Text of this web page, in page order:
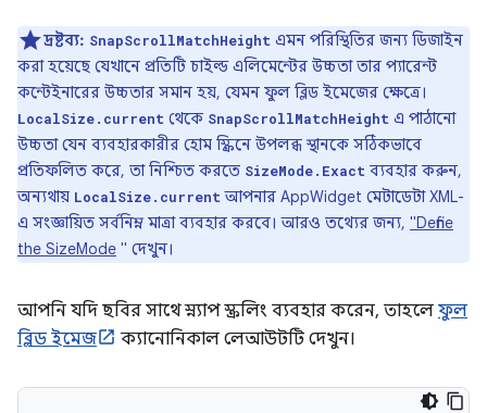
দ্রষ্টব্য: SnapScrollMatchHeight এমন পরিস্থিতির জন্য ডিজাইন
করা হয়েছে যেখানে প্রতিটি চাইল্ড এলিমেন্টের উচ্চতা তার প্যারেন্ট
কন্টেইনারের উচ্চতার সমান হয়, যেমন ফুল ব্লিড ইমেজের ক্ষেত্রে।
LocalSize.current থেকে SnapScrollMatchHeight এ পাঠানো
উচ্চতা যেন ব্যবহারকারীর হোম স্ক্রিনে উপলব্ধ স্থানকে সঠিকভাবে
প্রতিফলিত করে, তা নিশ্চিত করতে SizeMode.Exact ব্যবহার করুন,
অন্যথায় LocalSize.current আপনার AppWidget মেটাডেটা XML-
এ সংজ্ঞায়িত সর্বনিম্ন মাত্রা ব্যবহার করবে। আরও তথ্যের জন্য, "Define
the SizeMode " দেখুন।
আপনি যদি ছবির সাথে স্ন্যাপ স্ক্রলিং ব্যবহার করেন, তাহলে ফুল
ব্লিড ইমেজ
ক্যানোনিকাল লেআউটটি দেখুন।